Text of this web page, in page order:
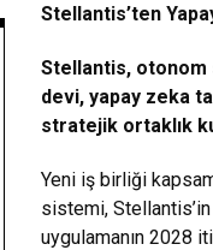
Stellantis’ten
Stellantis, otonom
devi, yapay zeka
stratejik ortaklık
Yeni iş birliği
sistemi,
uygulamanın 2028